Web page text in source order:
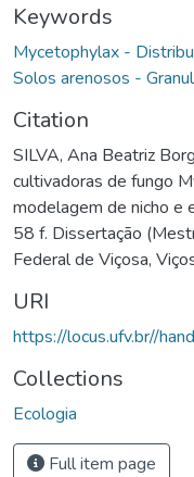
Keywords
Mycetophylax -
Solos arenosos -
Citation
SILVA, Ana Beatriz
cultivadoras de fungo
modelagem de nicho e
58 f. Dissertação
Federal de Viçosa,
URI
https://locus.ufv.br//
Collections
Ecologia
Full item page